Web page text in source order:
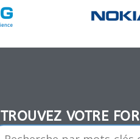
TROUVEZ VOTRE